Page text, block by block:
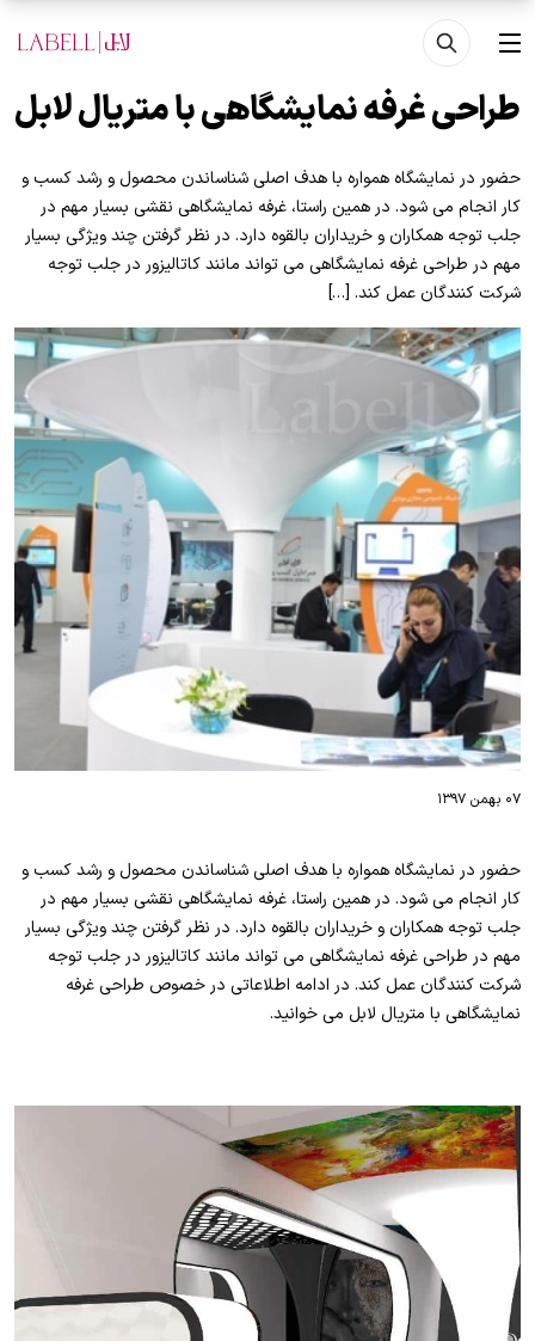
رفتن به محتوای اصلی
منو
طراحی غرفه نمایشگاهی با متریال لابل
حضور در نمایشگاه همواره با هدف اصلی شناساندن محصول و رشد کسب و
کار انجام می شود. در همین راستا، غرفه نمایشگاهی نقشی بسیار مهم در
جلب توجه همکاران و خریداران بالقوه دارد. در نظر گرفتن چند ویژگی بسیار
مهم در طراحی غرفه نمایشگاهی می تواند مانند کاتالیزور در جلب توجه
شرکت کنندگان عمل کند. […]
۰۷ بهمن ۱۳۹۷
حضور در نمایشگاه همواره با هدف اصلی شناساندن محصول و رشد کسب و
کار انجام می شود. در همین راستا، غرفه نمایشگاهی نقشی بسیار مهم در
جلب توجه همکاران و خریداران بالقوه دارد. در نظر گرفتن چند ویژگی بسیار
مهم در طراحی غرفه نمایشگاهی می تواند مانند کاتالیزور در جلب توجه
شرکت کنندگان عمل کند. در ادامه اطلاعاتی در خصوص طراحی غرفه
نمایشگاهی با متریال لابل می خوانید.